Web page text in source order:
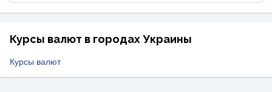
Курсы валют в городах Украины
Курсы валют